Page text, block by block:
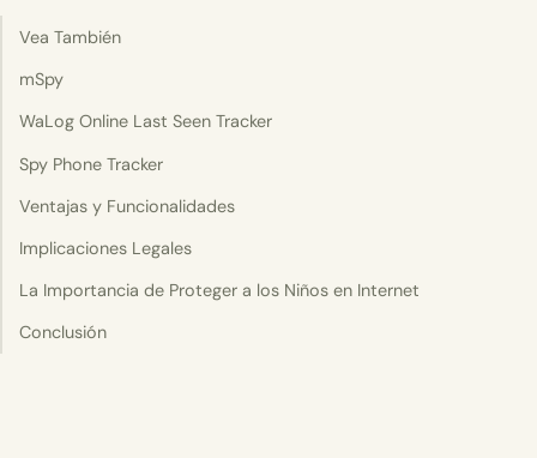
Vea También
mSpy
WaLog Online Last Seen Tracker
Spy Phone Tracker
Ventajas y Funcionalidades
Implicaciones Legales
La Importancia de Proteger a los Niños en Internet
Conclusión